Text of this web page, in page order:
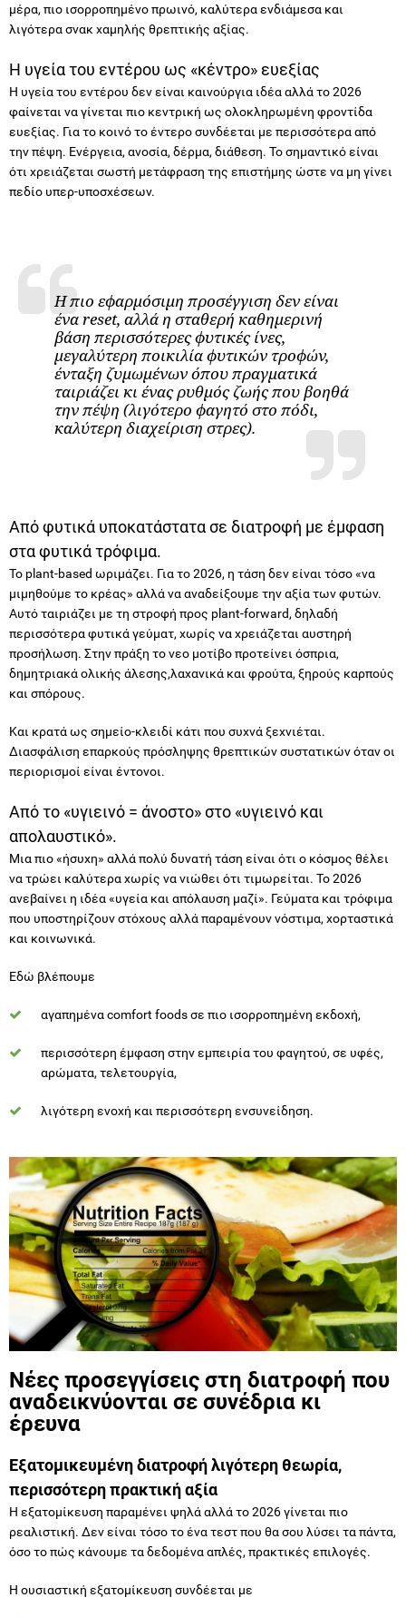
Η υγεία του εντέρου ως «κέντρο» ευεξίας
Η υγεία του εντέρου δεν είναι καινούργια ιδέα αλλά το 2026
ευεξίας. Για το κοινό το έντερο συνδέεται με περισσότερα από
την πέψη. Eνέργεια, ανοσία, δέρμα, διάθεση. Το σημαντικό είναι
ότι χρειάζεται σωστή μετάφραση της επιστήμης ώστε να μη γίνει
πεδίο υπερ-υποσχέσεων.
ένα reset, αλλά η σταθερή καθημερινή
βάση περισσότερες φυτικές ίνες,
μεγαλύτερη ποικιλία φυτικών τροφών,
ένταξη ζυμωμένων όπου πραγματικά
ταιριάζει κι ένας ρυθμός ζωής που βοηθά
την πέψη (λιγότερο φαγητό στο πόδι,
καλύτερη διαχείριση στρες).
Από φυτικά υποκατάστατα σε διατροφή με έμφαση
Το plant-based ωριμάζει. Για το 2026, η τάση δεν είναι τόσο «να
μιμηθούμε το κρέας» αλλά να αναδείξουμε την αξία των φυτών.
Αυτό ταιριάζει με τη στροφή προς plant-forward, δηλαδή
περισσότερα φυτικά γεύματ, χωρίς να χρειάζεται αυστηρή
προσήλωση. Στην πράξη το νεο μοτίβο προτείνει όσπρια,
δημητριακά ολικής άλεσης,λαχανικά και φρούτα, ξηρούς καρπούς
και σπόρους.
Και κρατά ως σημείο-κλειδί κάτι που συχνά ξεχνιέται.
Διασφάλιση επαρκούς πρόσληψης θρεπτικών συστατικών όταν οι
Από το «υγιεινό = άνοστο» στο «υγιεινό και
απολαυστικό».
Μια πιο «ήσυχη» αλλά πολύ δυνατή τάση είναι ότι ο κόσμος θέλει
να τρώει καλύτερα χωρίς να νιώθει ότι τιμωρείται. Το 2026
ανεβαίνει η ιδέα «υγεία και απόλαυση μαζί». Γεύματα και τρόφιμα
που υποστηρίζουν στόχους αλλά παραμένουν νόστιμα, χορταστικά
και κοινωνικά.
Εδώ βλέπουμε
αρώματα, τελετουργία,
λιγότερη ενοχή και περισσότερη ενσυνείδηση.
Νέες προσεγγίσεις στη διατροφή που
αναδεικνύονται σε συνέδρια κι
έρευνα
Εξατομικευμένη διατροφή λιγότερη θεωρία,
περισσότερη πρακτική αξία
Η εξατομίκευση παραμένει ψηλά αλλά το 2026 γίνεται πιο
ρεαλιστική. Δεν είναι τόσο το ένα τεστ που θα σου λύσει τα πάντα,
όσο το πώς κάνουμε τα δεδομένα απλές, πρακτικές επιλογές.
Η ουσιαστική εξατομίκευση συνδέεται με